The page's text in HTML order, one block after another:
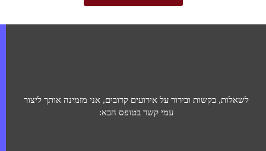
לשאלות, בקשות ובירור על אירועים קרובים, אני מזמינה אותך ליצור
עמי קשר בטופס הבא: